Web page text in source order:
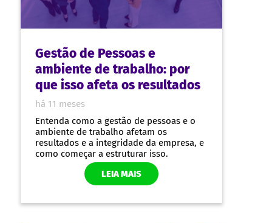
Gestão de Pessoas e
ambiente de trabalho: por